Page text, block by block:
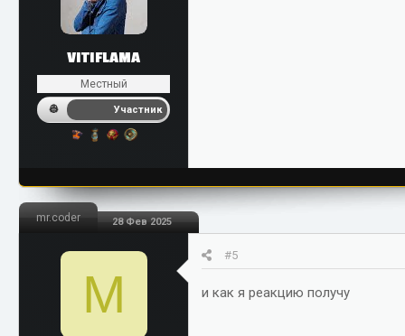
VITIFLAMA
Местный
Участник
mr.coder 28 Фев 2025
M
#5
и как я реакцию получу